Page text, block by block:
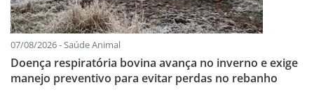
07/08/2026 - Saúde Animal
Doença respiratória bovina avança no inverno e exige
manejo preventivo para evitar perdas no rebanho